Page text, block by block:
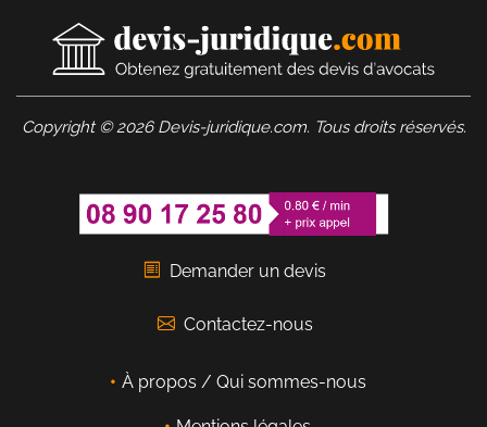
Copyright © 2026 Devis-juridique.com. Tous droits réservés.
Demander un devis
Contactez-nous
À propos / Qui sommes-nous